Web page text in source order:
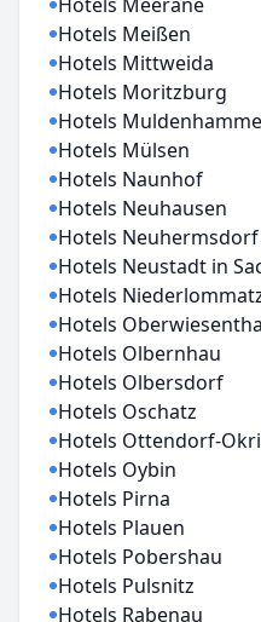
Hotels Meißen
Hotels Mittweida
Hotels Moritzburg
Hotels
Hotels Mülsen
Hotels Naunhof
Hotels Neuhausen
Hotels Neuhermsdorf
Hotels Neustadt in
Hotels
Hotels
Hotels Olbernhau
Hotels Olbersdorf
Hotels Oschatz
Hotels Ottendorf-
Hotels Oybin
Hotels Pirna
Hotels Plauen
Hotels Pobershau
Hotels Pulsnitz
Hotels Rabenau